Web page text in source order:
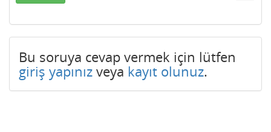
Bu soruya cevap vermek için lütfen
giriş yapınız veya kayıt olunuz.